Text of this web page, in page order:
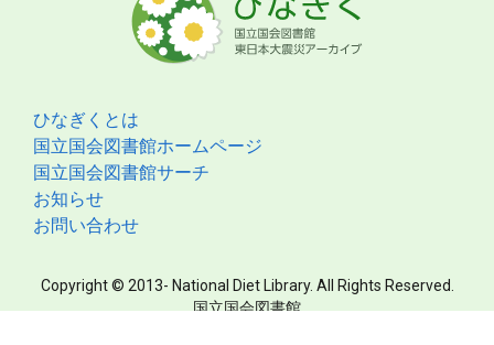
ひなぎくとは
国立国会図書館ホームページ
国立国会図書館サーチ
お知らせ
お問い合わせ
Copyright © 2013- National Diet Library. All Rights Reserved.